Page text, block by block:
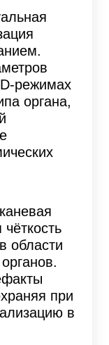
режимах
органа,
области
при
в